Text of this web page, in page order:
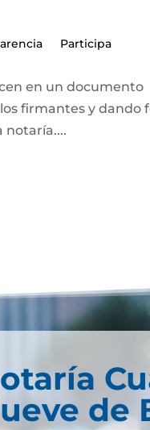
Participa
en un documento
firmantes y dando
notaría....
de